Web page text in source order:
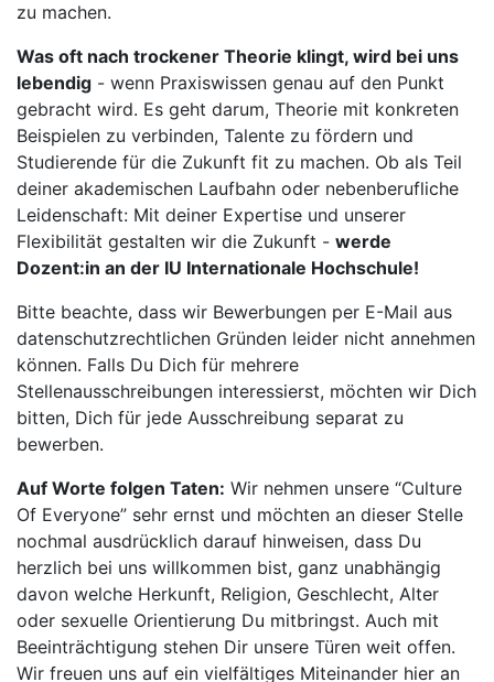
zu machen.
Was oft nach trockener Theorie klingt, wird bei uns
lebendig - wenn Praxiswissen genau auf den Punkt
gebracht wird. Es geht darum, Theorie mit konkreten
Beispielen zu verbinden, Talente zu fördern und
Studierende für die Zukunft fit zu machen. Ob als Teil
deiner akademischen Laufbahn oder nebenberufliche
Leidenschaft: Mit deiner Expertise und unserer
Flexibilität gestalten wir die Zukunft - werde
Dozent:in an der IU Internationale Hochschule!
Bitte beachte, dass wir Bewerbungen per E-Mail aus
datenschutzrechtlichen Gründen leider nicht annehmen
können. Falls Du Dich für mehrere
Stellenausschreibungen interessierst, möchten wir Dich
bitten, Dich für jede Ausschreibung separat zu
bewerben.
Auf Worte folgen Taten: Wir nehmen unsere “Culture
Of Everyone” sehr ernst und möchten an dieser Stelle
nochmal ausdrücklich darauf hinweisen, dass Du
herzlich bei uns willkommen bist, ganz unabhängig
davon welche Herkunft, Religion, Geschlecht, Alter
oder sexuelle Orientierung Du mitbringst. Auch mit
Beeinträchtigung stehen Dir unsere Türen weit offen.
Wir freuen uns auf ein vielfältiges Miteinander hier an